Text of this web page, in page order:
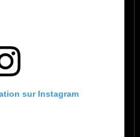
sur Instagram